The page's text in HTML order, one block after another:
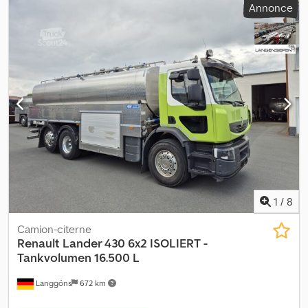
SUSPENSION PNEUMATIQUE INTÉGRALE PNEUS AVANT 355/50
R22,5 PROFONDEUR 11 MM PNEUS ARRIÈRE 295/60 R22,5
PROFONDEUR 15 MM Dedpop Nfvrjfx Apieck 1ère main TRÈS BON
Annonce
1 / 8
Langgöns 672 km
Camion-citerne
Renault Lander 430 6x2 ISOLIERT -
Tankvolumen 16.500 L